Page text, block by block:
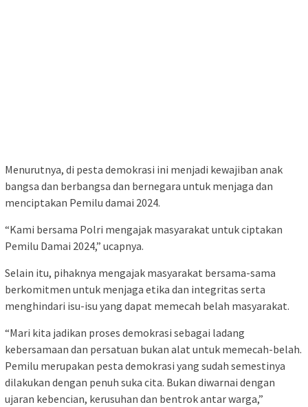
Menurutnya, di pesta demokrasi ini menjadi kewajiban anak
bangsa dan berbangsa dan bernegara untuk menjaga dan
menciptakan Pemilu damai 2024.
“Kami bersama Polri mengajak masyarakat untuk ciptakan
Pemilu Damai 2024,” ucapnya.
Selain itu, pihaknya mengajak masyarakat bersama-sama
berkomitmen untuk menjaga etika dan integritas serta
menghindari isu-isu yang dapat memecah belah masyarakat.
“Mari kita jadikan proses demokrasi sebagai ladang
kebersamaan dan persatuan bukan alat untuk memecah-belah.
Pemilu merupakan pesta demokrasi yang sudah semestinya
dilakukan dengan penuh suka cita. Bukan diwarnai dengan
ujaran kebencian, kerusuhan dan bentrok antar warga,”